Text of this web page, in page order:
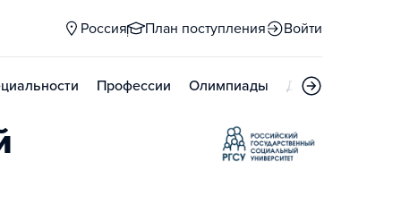
Россия План поступления Войти
Профессии Олимпиады Дни открытых